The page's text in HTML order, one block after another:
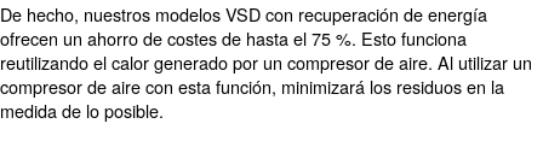
A continuación, encontrará un resumen de lo que
los últimos compresores de aire de tornillo rotativo